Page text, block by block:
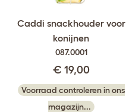
Caddi snackhouder voor
konijnen
087.0001
€ 19,00
Voorraad controleren in ons
magazijn...